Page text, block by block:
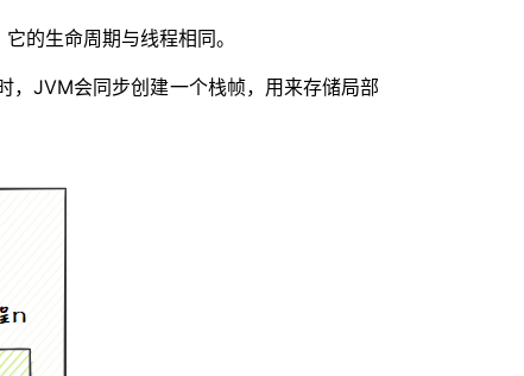
的生命周期与线程相同。
，JVM会同步创建一个栈帧，用来存储局部